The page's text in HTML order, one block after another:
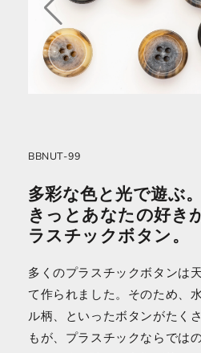
BBNUT-99
多彩な色と光で遊ぶ。
きっとあなたの好き
ラスチックボタン。
多くのプラスチックボタンは
て作られました。そのため、
ル柄、といったボタンがたく
もが、プラスチックならでは